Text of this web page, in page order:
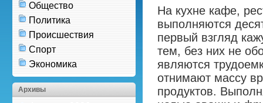
Общество
Политика
Происшествия
Спорт
Экономика
Архивы
На кухне кафе,
выполняются
первый взгляд
тем, без них не
являются
отнимают массу
продуктов.